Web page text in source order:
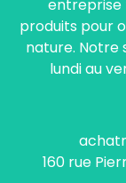
entreprise
produits pour
nature. Notre
lundi au
160 rue